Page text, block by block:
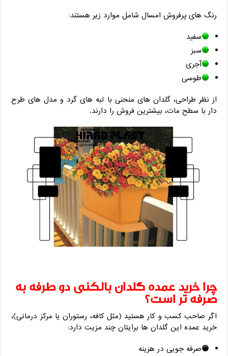
رنگ‌ های پرفروش امسال شامل موارد زیر هستند:
سفید
سبز
آجری
طوسی
از نظر طراحی، گلدان‌ های منحنی با لبه ‌های گرد و مدل ‌های طرح
‌دار با سطح مات، بیشترین فروش را دارند.
چرا خرید عمده گلدان بالکنی دو طرفه به
‌صرفه ‌تر است؟
اگر صاحب کسب ‌و کار هستید (مثل کافه، رستوران یا مرکز درمانی)،
خرید عمده این گلدان ‌ها برایتان چند مزیت دارد:
صرفه ‌جویی در هزینه